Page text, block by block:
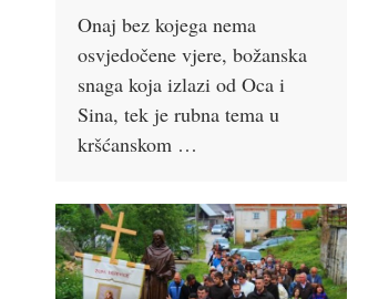
Onaj bez kojega nema
osvjedočene vjere, božanska
snaga koja izlazi od Oca i
Sina, tek je rubna tema u
kršćanskom …